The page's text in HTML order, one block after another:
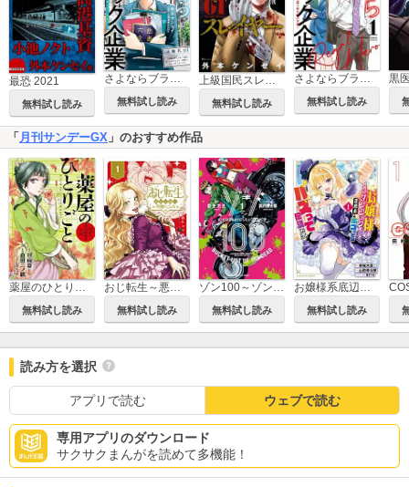
最恐 2021
無料試し読み
さよならブラック企業 働く人の最後の砦「退職代行」
無料試し読み
上級国民スレイヤー
無料試し読み
さよならブラック企業 ～ヒーロー弁護士 如月樹の本懐～
無料試し読み
「 月刊サンデーGX 」のおすすめ作品
薬屋のひとりごと～猫猫の後宮謎解き手帳～
無料試し読み
おじ転生～悪役令嬢の加齢なる生活～
無料試し読み
ゾン100～ゾンビになるまでにしたい100のこと～
無料試し読み
お嬢様系底辺ダンジョン配信者、迷惑系をボコったらバズって伝説になってますわ！？
無料試し読み
読み方を選択
アプリで読む ウェブで読む
専用アプリのダウンロード
サクサクまんがを読めて多機能！